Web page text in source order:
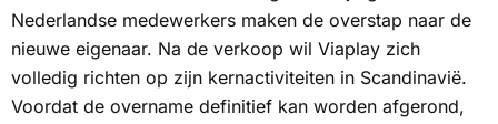
Nederlandse medewerkers maken de overstap naar de
nieuwe eigenaar. Na de verkoop wil Viaplay zich
volledig richten op zijn kernactiviteiten in Scandinavië.
Voordat de overname definitief kan worden afgerond,